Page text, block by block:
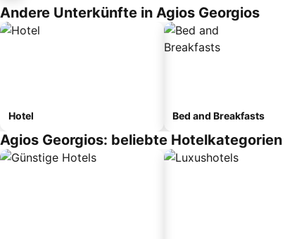
Andere Unterkünfte in Agios Georgios
Hotel Bed and Breakfasts
Agios Georgios: beliebte Hotelkategorien